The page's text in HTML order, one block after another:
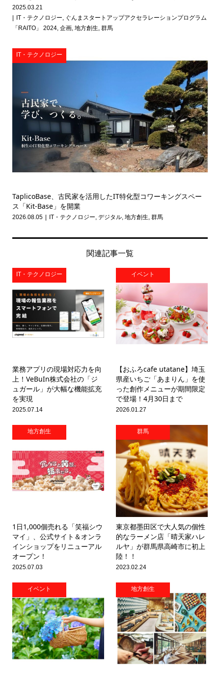
2025.03.21
IT・テクノロジー, ぐんまスタートアップアクセラレーションプログラム
「RAITO」 2024, 企画, 地方創生, 群馬
IT・テクノロジー
TaplicoBase、古民家を活用したIT特化型コワーキングスペー
ス「Kit-Base」を開業
2026.08.05 IT・テクノロジー, デジタル, 地方創生, 群馬
関連記事一覧
IT・テクノロジー
業務アプリの現場対応力を向
上！VeBuIn株式会社の「ジ
ュガール」が大幅な機能拡充
を実現
2025.07.14
イベント
【おふろcafe utatane】埼玉
県産いちご「あまりん」を使
った創作メニューが期間限定
で登場！4月30日まで
2026.01.27
地方創生
1日1,000個売れる「笑福シウ
マイ」、公式サイト＆オンラ
インショップをリニューアル
オープン！
2025.07.03
群馬
東京都墨田区で大人気の個性
的なラーメン店「晴天家ハレ
ルヤ」が群馬県高崎市に初上
陸！！
2023.02.24
イベント 地方創生